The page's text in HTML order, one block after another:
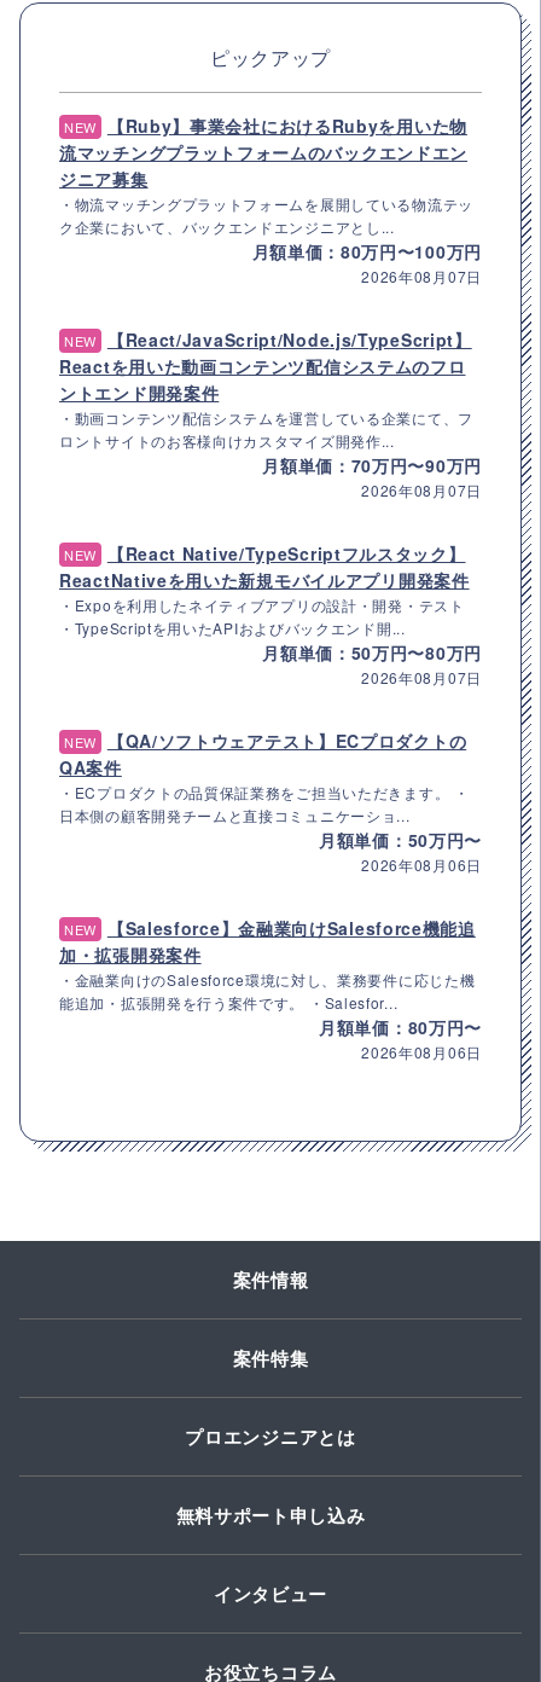
ピックアップ
NEW
【Ruby】事業会社におけるRubyを用いた物
流マッチングプラットフォームのバックエンドエン
ジニア募集
・物流マッチングプラットフォームを展開している物流テッ
ク企業において、バックエンドエンジニアとし...
月額単価：80万円〜100万円
2026年08月07日
NEW
【React/JavaScript/Node.js/TypeScript】
Reactを用いた動画コンテンツ配信システムのフロ
ントエンド開発案件
・動画コンテンツ配信システムを運営している企業にて、フ
ロントサイトのお客様向けカスタマイズ開発作...
月額単価：70万円〜90万円
2026年08月07日
NEW
【React Native/TypeScriptフルスタック】
ReactNativeを用いた新規モバイルアプリ開発案件
・Expoを利用したネイティブアプリの設計・開発・テスト
・TypeScriptを用いたAPIおよびバックエンド開...
月額単価：50万円〜80万円
2026年08月07日
NEW
【QA/ソフトウェアテスト】ECプロダクトの
QA案件
・ECプロダクトの品質保証業務をご担当いただきます。 ・
日本側の顧客開発チームと直接コミュニケーショ...
月額単価：50万円〜
2026年08月06日
NEW
【Salesforce】金融業向けSalesforce機能追
加・拡張開発案件
・金融業向けのSalesforce環境に対し、業務要件に応じた機
能追加・拡張開発を行う案件です。 ・Salesfor...
月額単価：80万円〜
2026年08月06日
案件情報
案件特集
プロエンジニアとは
無料サポート申し込み
インタビュー
お役立ちコラム